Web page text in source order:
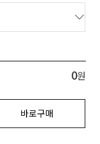
0원
바로구매